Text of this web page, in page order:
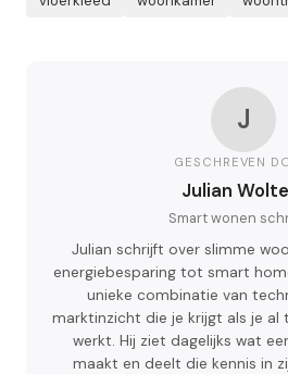
J
GESCHREVEN
Julian
Smart wonen
Julian schrijft over slimme
energiebesparing tot smart
unieke combinatie van
marktinzicht die je krijgt als je al
werkt. Hij ziet dagelijks wat
maakt en deelt die kennis in